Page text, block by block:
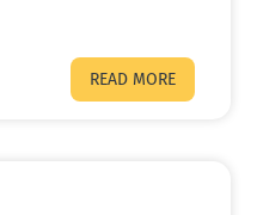
READ MORE